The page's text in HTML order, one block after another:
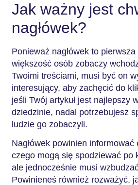
Jak ważny jest
nagłówek?
Ponieważ nagłówek to
większość osób zobaczy
Twoimi treściami, musi być on
interesujący, aby zachęcić do
jeśli Twój artykuł jest najlepszy
dziedzinie, nadal potrzebujesz
ludzie go zobaczyli.
Nagłówek powinien informować
czego mogą się spodziewać po
ale jednocześnie musi
Powinieneś również rozważyć,